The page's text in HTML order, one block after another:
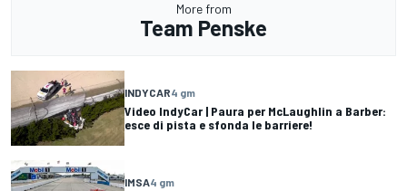
More from
Team Penske
INDYCAR4 gm
Video IndyCar | Paura per McLaughlin a Barber:
esce di pista e sfonda le barriere!
IMSA4 gm